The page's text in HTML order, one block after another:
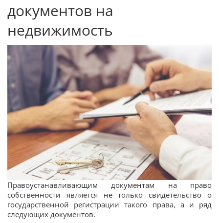
документов на
недвижимость
Правоустанавливающим документам на право
собственности является не только свидетельство о
государственной регистрации такого права, а и ряд
следующих документов.